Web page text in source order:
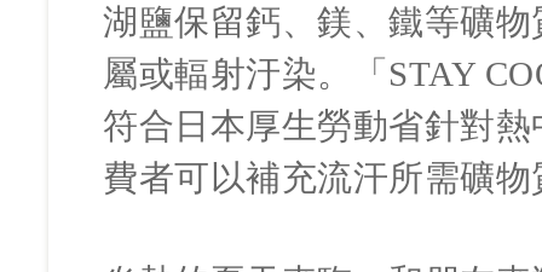
湖鹽保留鈣、鎂、鐵等礦
屬或輻射汙染。「STAY
符合日本厚生勞動省針對
費者可以補充流汗所需礦